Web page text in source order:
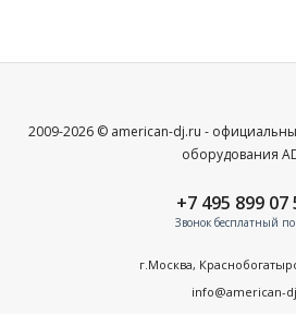
2009-2026 © american-dj.ru -
оборудования
+7 495 899 07
Звонок бесплатный
г.Москва,
info@american-